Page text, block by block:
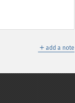
＋ add a note